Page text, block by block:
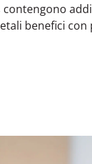
contengono
benefici